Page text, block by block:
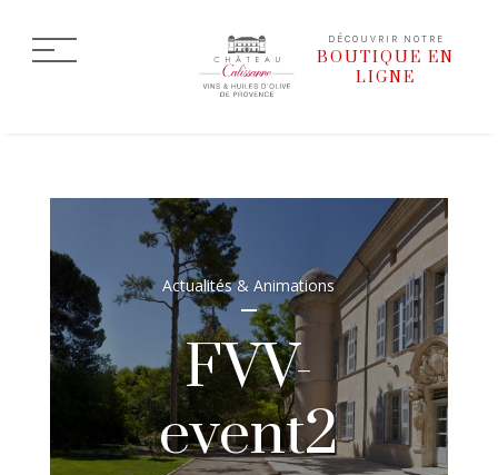
DÉCOUVRIR NOTRE
BOUTIQUE EN
LIGNE
Actualités & Animations
FVV-
event2